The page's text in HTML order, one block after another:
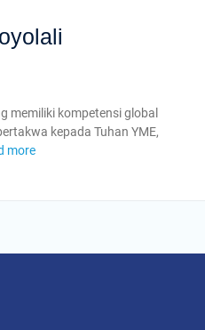
memiliki kompetensi global
kepada Tuhan YME,
more